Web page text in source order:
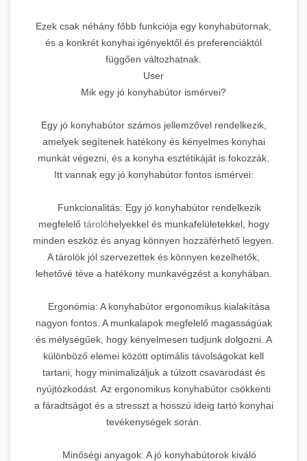
Ezek csak néhány főbb funkciója egy konyhabútornak,
és a konkrét konyhai igényektől és preferenciáktól
függően változhatnak.
User
Mik egy jó konyhabútor ismérvei?
Egy jó konyhabútor számos jellemzővel rendelkezik,
amelyek segítenek hatékony és kényelmes konyhai
munkát végezni, és a konyha esztétikáját is fokozzák.
Itt vannak egy jó konyhabútor fontos ismérvei:
Funkcionalitás: Egy jó konyhabútor rendelkezik
megfelelőtárolóhelyekkel és munkafelületekkel, hogy
minden eszköz és anyag könnyen hozzáférhető legyen.
A tárolók jól szervezettek és könnyen kezelhetők,
lehetővé téve a hatékony munkavégzést a konyhában.
Ergonómia: A konyhabútor ergonomikus kialakítása
nagyon fontos. A munkalapok megfelelő magasságúak
és mélységűek, hogy kényelmesen tudjunk dolgozni. A
különböző elemei között optimális távolságokat kell
tartani, hogy minimalizáljuk a túlzott csavarodást és
nyújtózkodást. Az ergonomikus konyhabútor csökkenti
a fáradtságot és a stresszt a hosszú ideig tartó konyhai
tevékenységek során.
Minőségi anyagok: A jó konyhabútorok kiváló